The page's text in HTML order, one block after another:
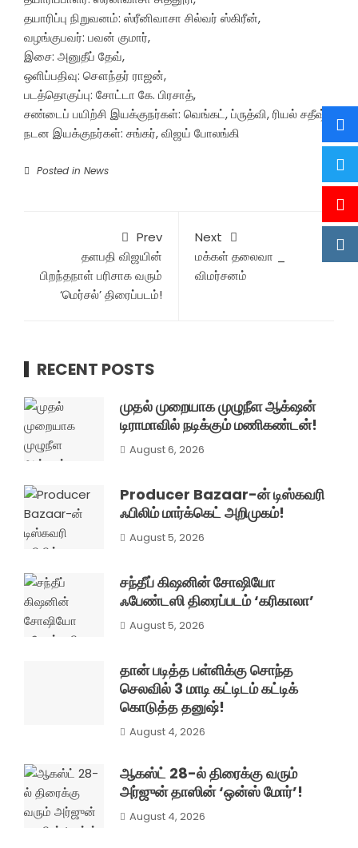
தயாரிப்பு நிறுவனம்: ஸ்ரீனிவாசா சில்வர் ஸ்கிரீன்,
வழங்குபவர்: பவன் குமார்,
இசை: அனுதீப் தேவ்,
ஒளிப்பதிவு: சௌந்தர் ராஜன்,
படத்தொகுப்பு: சோட்டா கே. பிரசாத்,
சண்டைப் பயிற்சி இயக்குநர்கள்: வெங்கட், ப்ருத்வி, ரியல் சதீஷ்,
நடன இயக்குநர்கள்: சங்கர், விஜய் போலங்கி
Posted in News
Prev
தளபதி விஜயின்
பிறந்தநாள் பரிசாக வரும்
‘மெர்சல்’ திரைப்படம்!
Next
மக்கள் தலைவா _
விமர்சனம்
RECENT POSTS
முதல் முறையாக முழுநீள ஆக்‌ஷன்
டிராமாவில் நடிக்கும் மணிகண்டன்!
August 6, 2026
Producer Bazaar-ன் டிஸ்கவரி
ஃபிலிம் மார்க்கெட் அறிமுகம்!
August 5, 2026
சந்தீப் கிஷனின் சோஷியோ
ஃபேண்டஸி திரைப்படம் ‘கரிகாலா’
August 5, 2026
தான் படித்த பள்ளிக்கு சொந்த
செலவில் 3 மாடி கட்டிடம் கட்டிக்
கொடுத்த தனுஷ்!
August 4, 2026
ஆகஸ்ட் 28-ல் திரைக்கு வரும்
அர்ஜுன் தாஸின் ‘ஒன்ஸ் மோர்’!
August 4, 2026